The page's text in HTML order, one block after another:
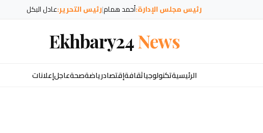
رئيس مجلس الإدارة:أحمد همام|رئيس التحرير:عادل البكل
Ekhbary24News
الرئيسيةتكنولوجياثقافةإقتصادرياضةصحةعاجلإعلانات